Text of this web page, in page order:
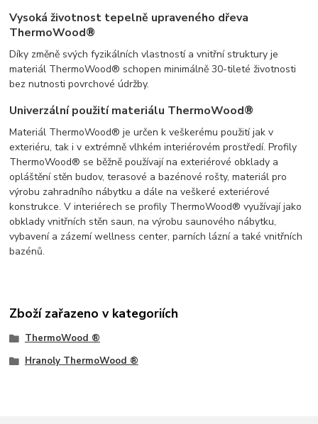
Vysoká životnost tepelně upraveného dřeva
ThermoWood®
Díky změně svých fyzikálních vlastností a vnitřní struktury je
materiál ThermoWood® schopen minimálně 30-tileté životnosti
bez nutnosti povrchové údržby.
Univerzální použití materiálu ThermoWood®
Materiál ThermoWood® je určen k veškerému použití jak v
exteriéru, tak i v extrémně vlhkém interiérovém prostředí. Profily
ThermoWood® se běžně používají na exteriérové obklady a
opláštění stěn budov, terasové a bazénové rošty, materiál pro
výrobu zahradního nábytku a dále na veškeré exteriérové
konstrukce. V interiérech se profily ThermoWood® využívají jako
obklady vnitřních stěn saun, na výrobu saunového nábytku,
vybavení a zázemí wellness center, parních lázní a také vnitřních
bazénů.
Zboží zařazeno v kategoriích
ThermoWood ®
Hranoly ThermoWood ®